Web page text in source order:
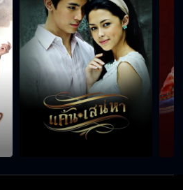
ะให้คุณพายุไปส่งค่ะ
ากฉันจะรักเธอ ฉันจะผิดมั้ย